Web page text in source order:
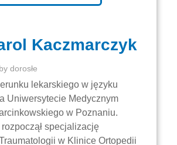
Kaczmarczyk
dorosłe
lekarskiego w języku
Uniwersytecie Medycznym
w Poznaniu.
specjalizację
w Klinice Ortopedii